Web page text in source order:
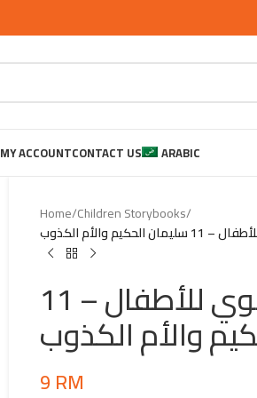
MY ACCOUNTCONTACT US ARABIC
Home/Children Storybooks/
والأم الكذوب
سلسلة القصص النبوي للأطفال – 11
والأم الكذوب
9 RM